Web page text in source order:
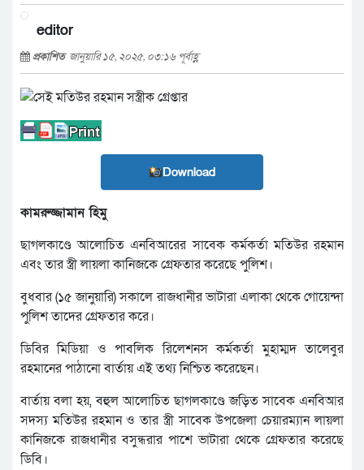
editor
প্রকাশিত জানুয়ারি ১৫, ২০২৫, ০৩:১৬ পূর্বাহ্ণ
Download
কামরুজ্জামান হিমু
ছাগলকাণ্ডে আলোচিত এনবিআরের সাবেক কর্মকর্তা মতিউর রহমান
এবং তার স্ত্রী লায়লা কানিজকে গ্রেফতার করেছে পুলিশ।
বুধবার (১৫ জানুয়ারি) সকালে রাজধানীর ভাটারা এলাকা থেকে গোয়েন্দা
পুলিশ তাদের গ্রেফতার করে।
ডিবির মিডিয়া ও পাবলিক রিলেশনস কর্মকর্তা মুহাম্মদ তালেবুর
রহমানের পাঠানো বার্তায় এই তথ্য নিশ্চিত করেছেন।
বার্তায় বলা হয়, বহুল আলোচিত ছাগলকাণ্ডে জড়িত সাবেক এনবিআর
সদস্য মতিউর রহমান ও তার স্ত্রী সাবেক উপজেলা চেয়ারম্যান লায়লা
কানিজকে রাজধানীর বসুন্ধরার পাশে ভাটারা থেকে গ্রেফতার করেছে
ডিবি।